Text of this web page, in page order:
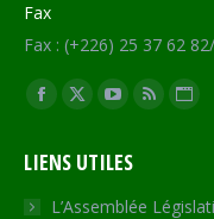
Fax
Fax : (+226) 25 37 62
Trouvez nous sur :
Facebook
opens
in
X
opens
in
YouTube
opens
in
RSS
in
Site
LIENS UTILES
L’Assemblée